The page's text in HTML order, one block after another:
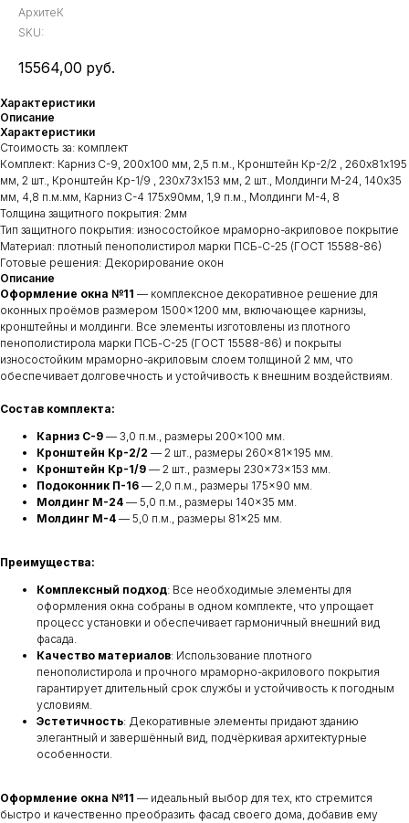
АрхитеК
SKU:
15564,00 руб.
Характеристики
Описание
Характеристики
Стоимость за: комплект
Комплект: Карниз С-9, 200х100 мм, 2,5 п.м., Кронштейн Кр-2/2 , 260х81х195
мм, 2 шт., Кронштейн Кр-1/9 , 230х73х153 мм, 2 шт., Молдинги М-24, 140х35
мм, 4,8 п.м.мм, Карниз С-4 175х90мм, 1,9 п.м., Молдинги М-4, 8
Толщина защитного покрытия: 2мм
Тип защитного покрытия: износостойкое мраморно-акриловое покрытие
Материал: плотный пенополистирол марки ПСБ-С-25 (ГОСТ 15588-86)
Готовые решения: Декорирование окон
Описание
Оформление окна №11 — комплексное декоративное решение для
оконных проёмов размером 1500×1200 мм, включающее карнизы,
кронштейны и молдинги. Все элементы изготовлены из плотного
пенополистирола марки ПСБ-С-25 (ГОСТ 15588-86) и покрыты
износостойким мраморно-акриловым слоем толщиной 2 мм, что
обеспечивает долговечность и устойчивость к внешним воздействиям.
Состав комплекта:
Карниз С-9 — 3,0 п.м., размеры 200×100 мм.
Кронштейн Кр-2/2 — 2 шт., размеры 260×81×195 мм.
Кронштейн Кр-1/9 — 2 шт., размеры 230×73×153 мм.
Подоконник П-16 — 2,0 п.м., размеры 175×90 мм.
Молдинг М-24 — 5,0 п.м., размеры 140×35 мм.
Молдинг М-4 — 5,0 п.м., размеры 81×25 мм.
Преимущества:
Комплексный подход: Все необходимые элементы для
оформления окна собраны в одном комплекте, что упрощает
процесс установки и обеспечивает гармоничный внешний вид
фасада.
Качество материалов: Использование плотного
пенополистирола и прочного мраморно-акрилового покрытия
гарантирует длительный срок службы и устойчивость к погодным
условиям.
Эстетичность: Декоративные элементы придают зданию
элегантный и завершённый вид, подчёркивая архитектурные
особенности.
Оформление окна №11 — идеальный выбор для тех, кто стремится
быстро и качественно преобразить фасад своего дома, добавив ему